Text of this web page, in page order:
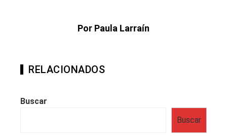
Por Paula Larraín
RELACIONADOS
Buscar
Buscar